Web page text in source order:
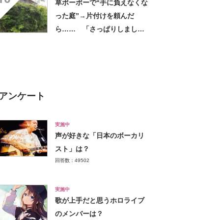
草ボーボーで“手に負えなくな
った庭”→片付けを頼んだ
ら…… 「さっぱりしました
ンケート
実施中
声が好きな「日本のボーカリ
スト」は？
回答数：49502
実施中
歌が上手だと思うホロライブ
のメンバーは？